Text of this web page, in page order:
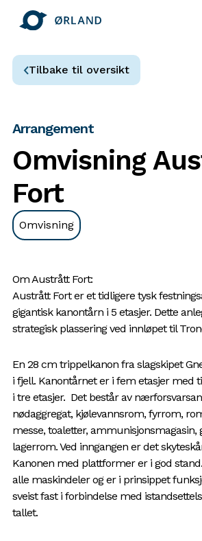
Tilbake til oversikt
Arrangement
Omvisning
Fort
Omvisning
Om Austrått Fort:
Austrått Fort er et tidligere tysk
gigantisk kanontårn i 5 etasjer. Dette
strategisk plassering ved innløpet til
En 28 cm trippelkanon fra slagskipet
i fjell. Kanontårnet er i fem etasjer med
i tre etasjer. Det består av
nødaggregat, kjølevannsrom, fyrrom,
messe, toaletter, ammunisjonsmagasin,
lagerrom. Ved inngangen er det
Kanonen med plattformer er i god
alle maskindeler og er i prinsippet
sveist fast i forbindelse med
tallet.